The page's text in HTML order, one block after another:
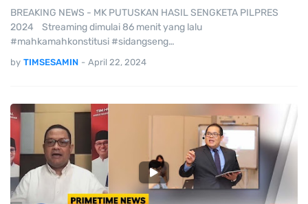
BREAKING NEWS - MK PUTUSKAN HASIL SENGKETA PILPRES
2024 Streaming dimulai 86 menit yang lalu
#mahkamahkonstitusi #sidangseng…
by TIMSESAMIN - April 22, 2024